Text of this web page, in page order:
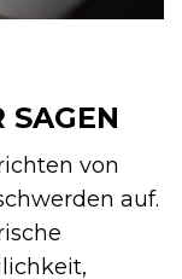
SAGEN
von
auf.